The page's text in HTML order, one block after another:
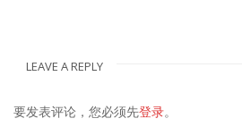
LEAVE A REPLY
要发表评论，您必须先登录。